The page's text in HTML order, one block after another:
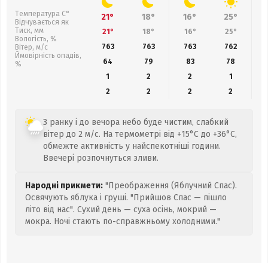
Температура С°
Відчувається як
Тиск, мм
Вологість, %
Вітер, м/с
Ймовірність опадів,
%
21° 18° 16° 25°
21° 18° 16° 25°
763
763 763 762
64
79 83 78
1
2 2
1
2
2 2 2
З ранку і до вечора небо буде чистим, слабкий
вітер до 2 м/с. На термометрі від +15°C до +36°C,
обмежте активність у найспекотніші години.
Ввечері розпочнуться зливи.
Народні прикмети: "Преображення (Яблучний Спас).
Освячують яблука і груші. "Прийшов Спас — пішло
літо від нас". Сухий день — суха осінь, мокрий —
мокра. Ночі стають по-справжньому холодними."